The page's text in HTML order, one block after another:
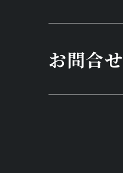
お問合せ